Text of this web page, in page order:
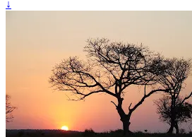
↓